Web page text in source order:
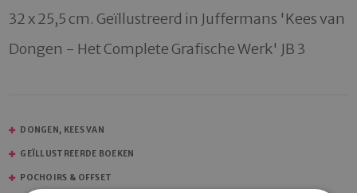
32 x 25,5 cm. Geïllustreerd in Juffermans 'Kees van
Dongen - Het Complete Grafische Werk' JB 3
DONGEN, KEES VAN
GEÏLLUSTREERDE BOEKEN
POCHOIRS & OFFSET